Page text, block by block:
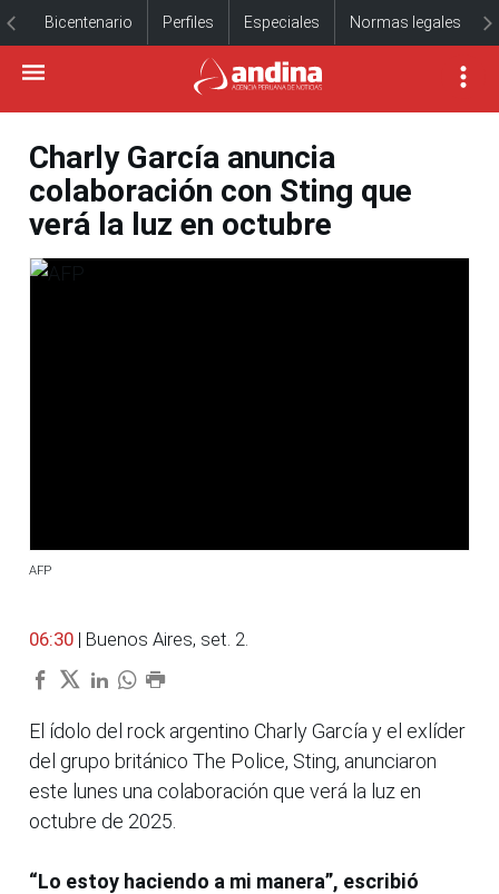
Bicentenario Perfiles Especiales Normas legales
Charly García anuncia
colaboración con Sting que
verá la luz en octubre
AFP
06:30 | Buenos Aires, set. 2.
El ídolo del rock argentino Charly García y el exlíder
del grupo británico The Police, Sting, anunciaron
este lunes una colaboración que verá la luz en
octubre de 2025.
“Lo estoy haciendo a mi manera”, escribió